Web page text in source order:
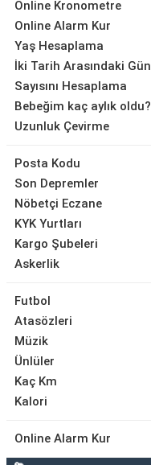
Online Kronometre
Online Alarm Kur
Yaş Hesaplama
İki Tarih Arasındaki Gün
Sayısını Hesaplama
Bebeğim kaç aylık oldu?
Uzunluk Çevirme
Posta Kodu
Son Depremler
Nöbetçi Eczane
KYK Yurtları
Kargo Şubeleri
Askerlik
Futbol
Atasözleri
Müzik
Ünlüler
Kaç Km
Kalori
Online Alarm Kur